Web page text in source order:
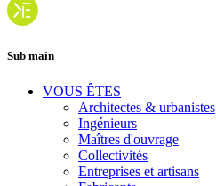
Sub main
VOUS ÊTES
Architectes & urbanistes
Ingénieurs
Maîtres d'ouvrage
Collectivités
Entreprises et artisans